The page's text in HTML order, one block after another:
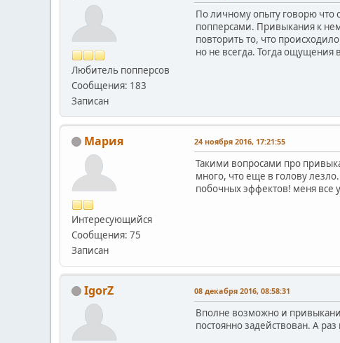
Любитель попперсов
Сообщения: 183
Записан
По личному опыту говорю
попперсами. Привыкания к
повторить то, что
но не всегда. Тогда ощущения
Мария
Интересующийся
Сообщения: 75
Записан
24 ноября 2016, 17:21:55
Такими вопросами про
много, что еще в голову
побочных эффектов! меня все
IgorZ 08 декабря 2016, 08:58:31
Вполне возможно и
постоянно задействован. А